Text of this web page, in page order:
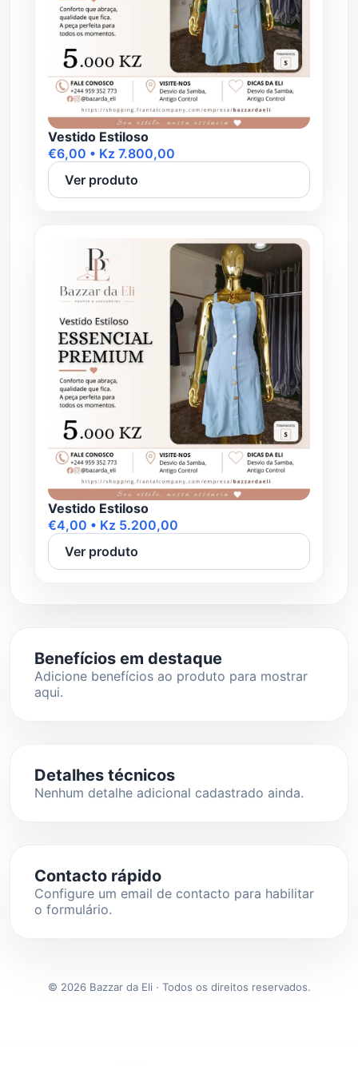
Vestido Estiloso
€6,00 • Kz 7.800,00
Ver produto
Vestido Estiloso
€4,00 • Kz 5.200,00
Ver produto
Benefícios em destaque
Adicione benefícios ao produto para mostrar
aqui.
Detalhes técnicos
Nenhum detalhe adicional cadastrado ainda.
Contacto rápido
Configure um email de contacto para habilitar
o formulário.
© 2026 Bazzar da Eli · Todos os direitos reservados.